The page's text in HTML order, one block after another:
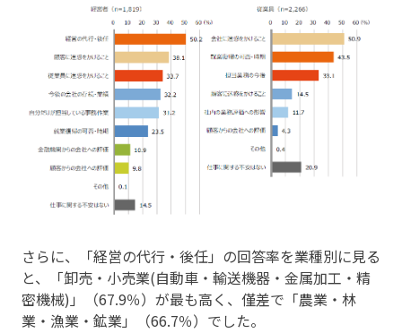
さらに、「経営の代行・後任」の回答率を業種別に見る
と、「卸売・小売業(自動車・輸送機器・金属加工・精
密機械)」（67.9％）が最も高く、僅差で「農業・林
業・漁業・鉱業」（66.7％）でした。